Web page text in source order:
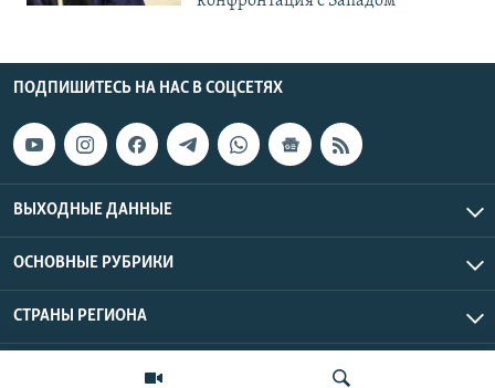
ПОДПИШИТЕСЬ НА НАС В СОЦСЕТЯХ
ВЫХОДНЫЕ ДАННЫЕ
ОСНОВНЫЕ РУБРИКИ
СТРАНЫ РЕГИОНА
Азаттык Азия © 2026 RFE/RL, Inc. | Все права защищены.